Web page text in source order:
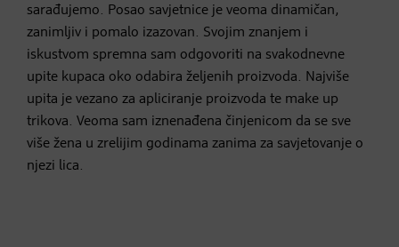
sarađujemo. Posao savjetnice je veoma dinamičan,
zanimljiv i pomalo izazovan. Svojim znanjem i
iskustvom spremna sam odgovoriti na svakodnevne
upite kupaca oko odabira željenih proizvoda. Najviše
upita je vezano za apliciranje proizvoda te make up
trikova. Veoma sam iznenađena činjenicom da se sve
više žena u zrelijim godinama zanima za savjetovanje o
njezi lica.